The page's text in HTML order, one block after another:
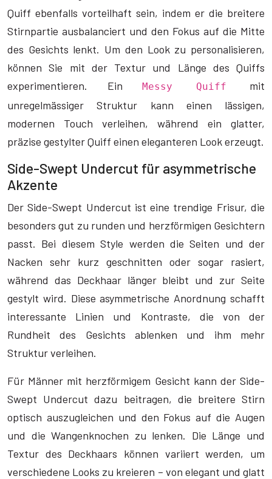
Quiff ebenfalls vorteilhaft sein, indem er die breitere
Stirnpartie ausbalanciert und den Fokus auf die Mitte
des Gesichts lenkt. Um den Look zu personalisieren,
können Sie mit der Textur und Länge des Quiffs
experimentieren. Ein Messy Quiff mit
unregelmässiger Struktur kann einen lässigen,
modernen Touch verleihen, während ein glatter,
präzise gestylter Quiff einen eleganteren Look erzeugt.
Side-Swept Undercut für asymmetrische
Akzente
Der Side-Swept Undercut ist eine trendige Frisur, die
besonders gut zu runden und herzförmigen Gesichtern
passt. Bei diesem Style werden die Seiten und der
Nacken sehr kurz geschnitten oder sogar rasiert,
während das Deckhaar länger bleibt und zur Seite
gestylt wird. Diese asymmetrische Anordnung schafft
interessante Linien und Kontraste, die von der
Rundheit des Gesichts ablenken und ihm mehr
Struktur verleihen.
Für Männer mit herzförmigem Gesicht kann der Side-
Swept Undercut dazu beitragen, die breitere Stirn
optisch auszugleichen und den Fokus auf die Augen
und die Wangenknochen zu lenken. Die Länge und
Textur des Deckhaars können variiert werden, um
verschiedene Looks zu kreieren – von elegant und glatt